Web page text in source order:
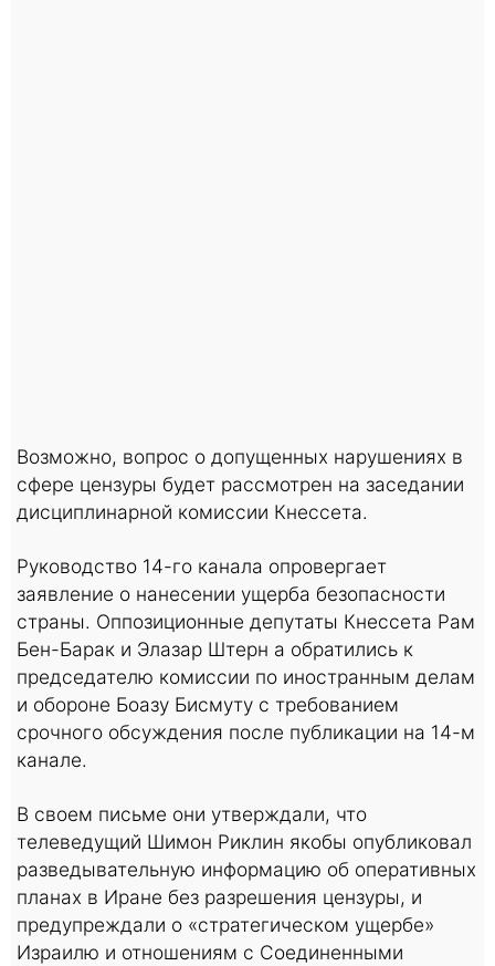
Возможно, вопрос о допущенных нарушениях в
сфере цензуры будет рассмотрен на заседании
дисциплинарной комиссии Кнессета.
Руководство 14-го канала опровергает
заявление о нанесении ущерба безопасности
страны. Оппозиционные депутаты Кнессета Рам
Бен-Барак и Элазар Штерн а обратились к
председателю комиссии по иностранным делам
и обороне Боазу Бисмуту с требованием
срочного обсуждения после публикации на 14-м
канале.
В своем письме они утверждали, что
телеведущий Шимон Риклин якобы опубликовал
разведывательную информацию об оперативных
планах в Иране без разрешения цензуры, и
предупреждали о «стратегическом ущербе»
Израилю и отношениям с Соединенными